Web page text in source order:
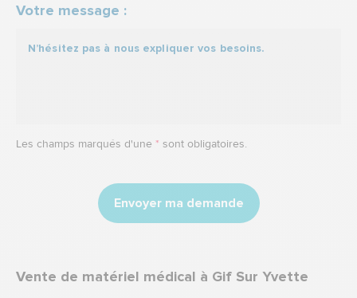
Vente de matériel médical à Gif Sur Yvette
Votre message :
Les champs marqués d'une * sont obligatoires.
Envoyer ma demande